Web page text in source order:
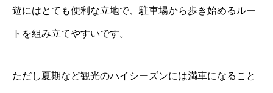
遊にはとても便利な立地で、駐車場から歩き始めるルー
トを組み立てやすいです。
ただし夏期など観光のハイシーズンには満車になること